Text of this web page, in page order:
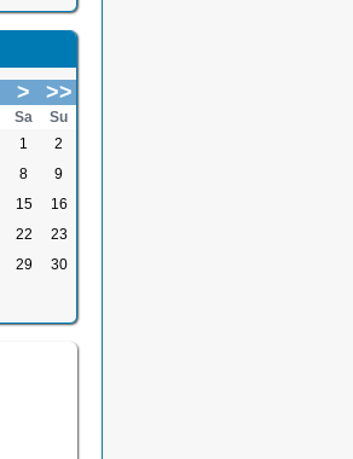
> >>
Sa
Su
1
2
8
9
15
16
22
23
29
30